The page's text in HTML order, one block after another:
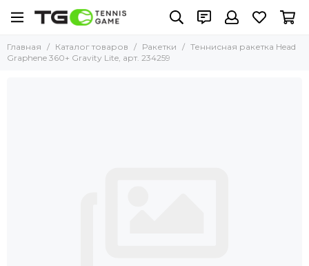
Главная Каталог товаров Ракетки
Теннисная ракетка Head
Graphene 360+ Gravity Lite, арт. 234259